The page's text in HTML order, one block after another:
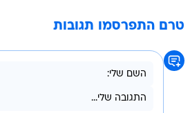
טרם התפרסמו תגובות